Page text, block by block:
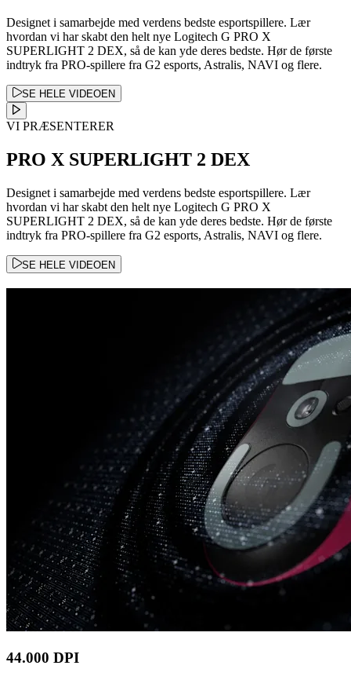
Designet i samarbejde med verdens bedste esportspillere. Lær
hvordan vi har skabt den helt nye Logitech G PRO X
SUPERLIGHT 2 DEX, så de kan yde deres bedste. Hør de første
indtryk fra PRO-spillere fra G2 esports, Astralis, NAVI og flere.
SE HELE VIDEOEN
VI PRÆSENTERER
PRO X SUPERLIGHT 2 DEX
Designet i samarbejde med verdens bedste esportspillere. Lær
hvordan vi har skabt den helt nye Logitech G PRO X
SUPERLIGHT 2 DEX, så de kan yde deres bedste. Hør de første
indtryk fra PRO-spillere fra G2 esports, Astralis, NAVI og flere.
SE HELE VIDEOEN
44.000 DPI